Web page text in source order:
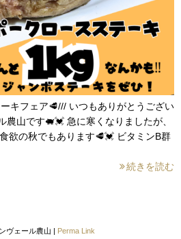
キフェア🥩/// いつもありがとうござい
農山です🐖💓 急に寒くなりましたが、
欲の秋でもあります🥩💓 ビタミンB群
続きを読む
ヴェール農山 | Perma Link